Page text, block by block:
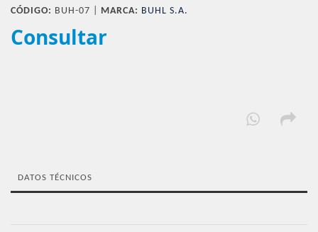
CÓDIGO: BUH-07 | MARCA: BUHL S.A.
Consultar
DATOS TÉCNICOS